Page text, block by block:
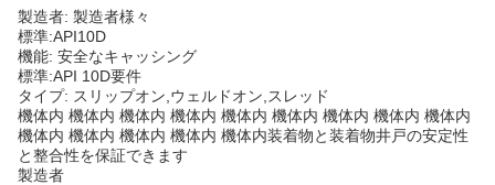
製造者: 製造者様々
標準:API10D
機能: 安全なキャッシング
標準:API 10D要件
タイプ: スリップオン,ウェルドオン,スレッド
機体内 機体内 機体内 機体内 機体内 機体内 機体内 機体内 機体内
機体内 機体内 機体内 機体内 機体内装着物と装着物井戸の安定性
と整合性を保証できます
製造者